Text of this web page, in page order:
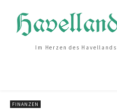
Im Herzen des
FINANZEN